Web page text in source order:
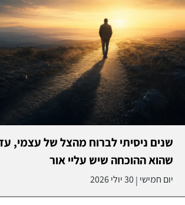
שנים ניסיתי לברוח מהצל של עצמי,
שהוא ההוכחה שיש עליי אור
יום חמישי |30 יולי 2026